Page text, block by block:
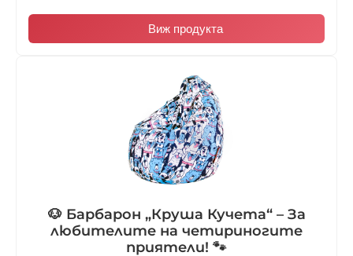
Виж продукта
🐶 Барбарон „Круша Кучета“ – За
любителите на четириногите
приятели! 🐾